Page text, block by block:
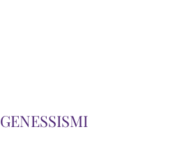
GENESSISMI